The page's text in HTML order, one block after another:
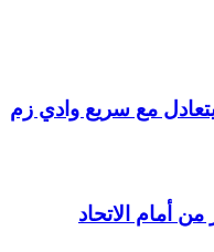
يتعادل مع سريع وادي زم
من أمام الاتحاد